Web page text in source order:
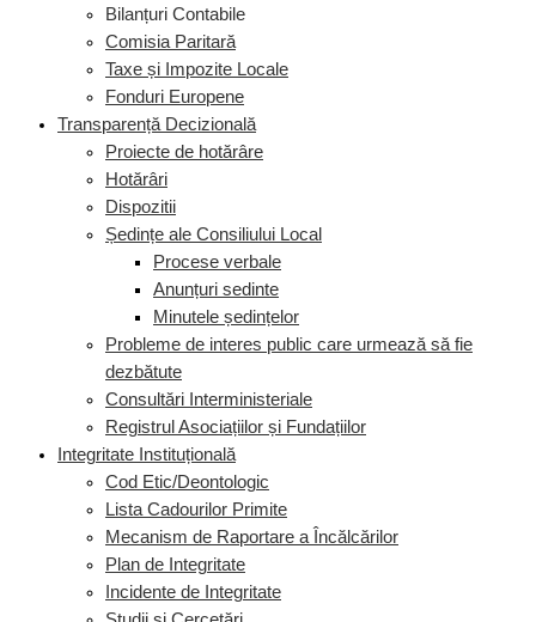
Bilanțuri Contabile
Comisia Paritară
Taxe și Impozite Locale
Fonduri Europene
Transparență Decizională
Proiecte de hotărâre
Hotărâri
Dispozitii
Ședințe ale Consiliului Local
Procese verbale
Anunțuri sedinte
Minutele ședințelor
Probleme de interes public care urmează să fie
dezbătute
Consultări Interministeriale
Registrul Asociațiilor și Fundațiilor
Integritate Instituțională
Cod Etic/Deontologic
Lista Cadourilor Primite
Mecanism de Raportare a Încălcărilor
Plan de Integritate
Incidente de Integritate